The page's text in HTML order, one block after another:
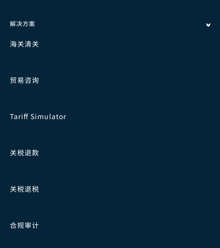
解决方案
海关清关
贸易咨询
Tariff Simulator
关税退款
关税退税
合规审计